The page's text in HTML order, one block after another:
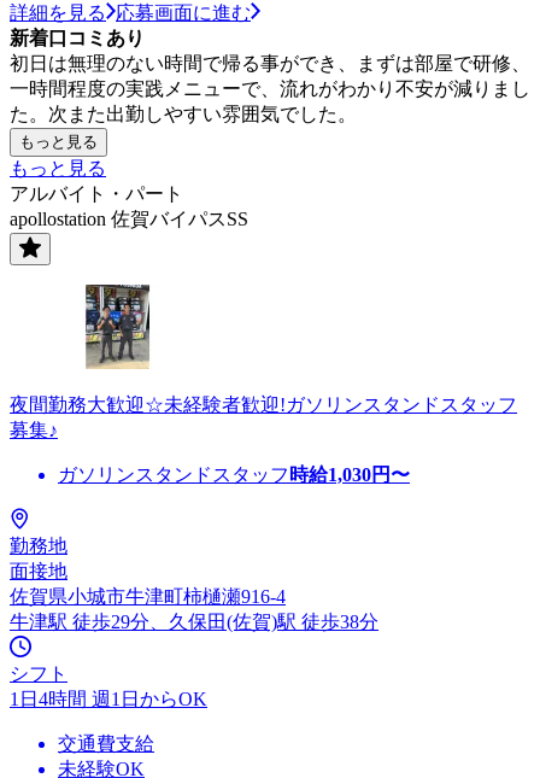
詳細を見る
応募画面に進む
新着口コミあり
初日は無理のない時間で帰る事ができ、まずは部屋で研修、
一時間程度の実践メニューで、流れがわかり不安が減りまし
た。次また出勤しやすい雰囲気でした。
もっと見る
もっと見る
アルバイト・パート
apollostation 佐賀バイパスSS
夜間勤務大歓迎☆未経験者歓迎!ガソリンスタンドスタッフ
募集♪
ガソリンスタンドスタッフ 時給1,030円〜
勤務地
面接地
佐賀県小城市牛津町柿樋瀬916-4
牛津駅 徒歩29分、久保田(佐賀)駅 徒歩38分
シフト
1日4時間 週1日からOK
交通費支給
未経験OK